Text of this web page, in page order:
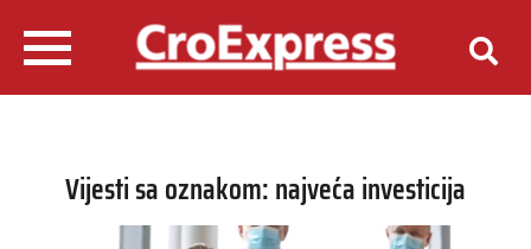
Vijesti sa oznakom: najveća investicija